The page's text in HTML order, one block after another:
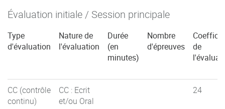
Évaluation initiale / Session principale
Type
d'évaluation
Nature de
l'évaluation
Durée
(en
minutes)
Nombre
d'épreuves
de
CC (contrôle
continu)
CC : Ecrit
et/ou Oral
24